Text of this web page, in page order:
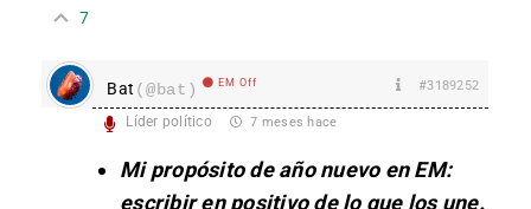
7
Bat (@bat) EM Off #3189252
Líder político 7 meses hace
Mi propósito de año nuevo en EM:
escribir en positivo de lo que los une.